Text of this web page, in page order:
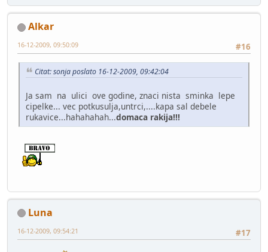
Alkar
#16
16-12-2009, 09:50:09
Citat: sonja poslato 16-12-2009, 09:42:04
Ja sam na ulici ove godine, znaci nista sminka lepe
cipelke... vec potkusulja,untrci,....kapa sal debele
rukavice...hahahahah...domaca rakija!!!
Luna
#17
16-12-2009, 09:54:21